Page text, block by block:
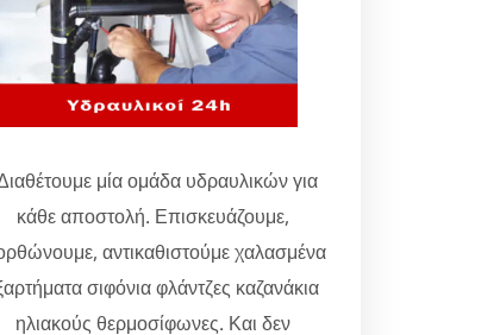
μία ομάδα υδραυλικών για
κάθε αποστολή. Επισκευάζουμε,
αντικαθιστούμε χαλασμένα
σιφόνια φλάντζες καζανάκια
ηλιακούς θερμοσίφωνες. Και δεν